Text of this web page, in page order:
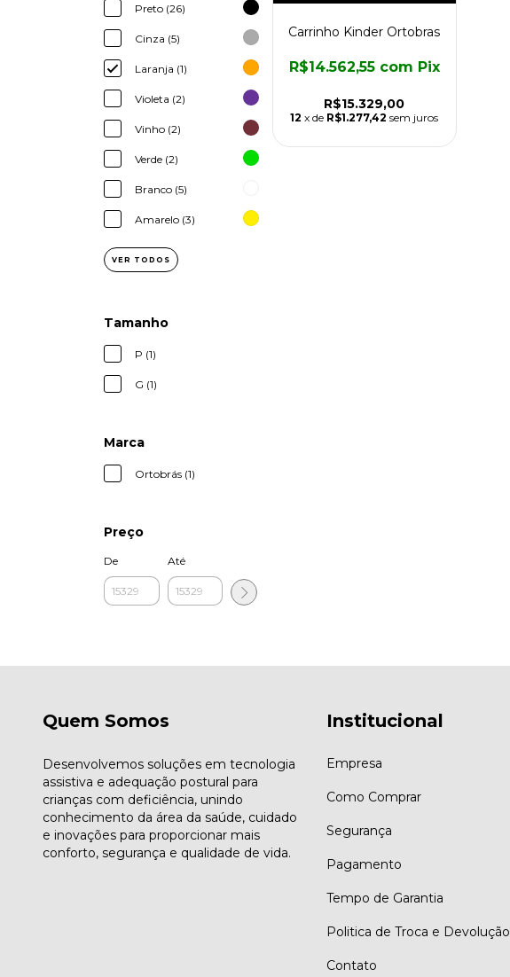
Preto (26)
Cinza (5)
Laranja (1)
Violeta (2)
Vinho (2)
Verde (2)
Branco (5)
Amarelo (3)
VER TODOS
Tamanho
P (1)
G (1)
Marca
Ortobrás (1)
Preço
De Até
Carrinho Kinder Ortobras
R$15.329,00
R$14.562,55 com Pix
12 x de R$1.277,42 sem juros
Quem Somos
Desenvolvemos soluções em tecnologia
assistiva e adequação postural para
crianças com deficiência, unindo
conhecimento da área da saúde, cuidado
e inovações para proporcionar mais
conforto, segurança e qualidade de vida.
Institucional
Empresa
Como Comprar
Segurança
Pagamento
Tempo de Garantia
Politica de Troca e Devolução
Contato